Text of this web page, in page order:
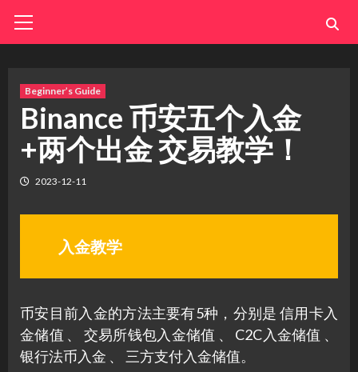
Menu
Beginner’s Guide
Binance 币安五个入金
+两个出金 交易教学！
2023-12-11
入金教学
币安目前入金的方法主要有5种，分别是 信用卡入
金储值 、 交易所钱包入金储值 、 C2C入金储值 、
银行法币入金 、 三方支付入金储值。